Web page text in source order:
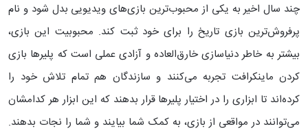
چند سال اخیر به یکی از محبوب‌ترین بازی‌های ویدیویی بدل شود و نام
پرفروش‌ترین بازی تاریخ را برای خود ثبت کند. محبوبیت این بازی،
بیشتر به خاطر دنیاسازی خارق‌العاده و آزادی عملی است که پلیرها بازی
کردن ماینکرافت تجربه می‌کنند و سازندگان هم تمام تلاش خود را
کرده‌اند تا ابزاری را در اختیار پلیرها قرار بدهند که این ابزار هر کدامشان
می‌توانند در مواقعی از بازی، به کمک شما بیایند و شما را نجات بدهند.